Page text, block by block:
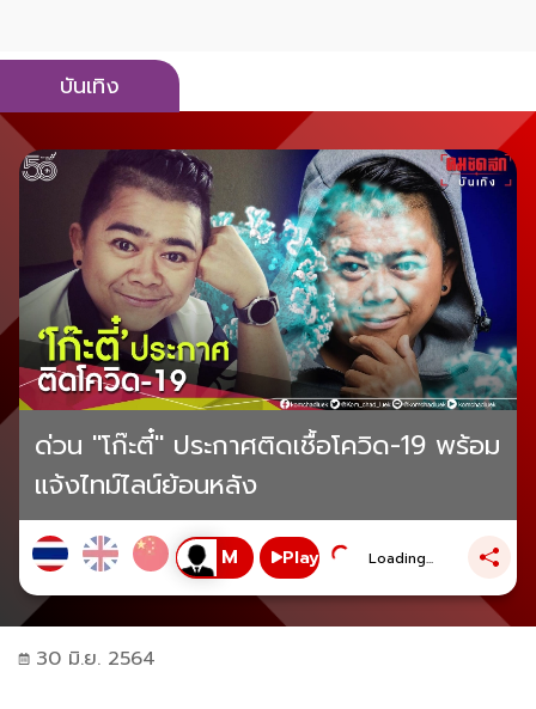
บันเทิง
ด่วน "โก๊ะตี๋" ประกาศติดเชื้อโควิด-19 พร้อม
แจ้งไทม์ไลน์ย้อนหลัง
Play Loading...
30 มิ.ย. 2564